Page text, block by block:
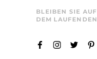
BLEIBEN SIE AUF
DEM LAUFENDEN